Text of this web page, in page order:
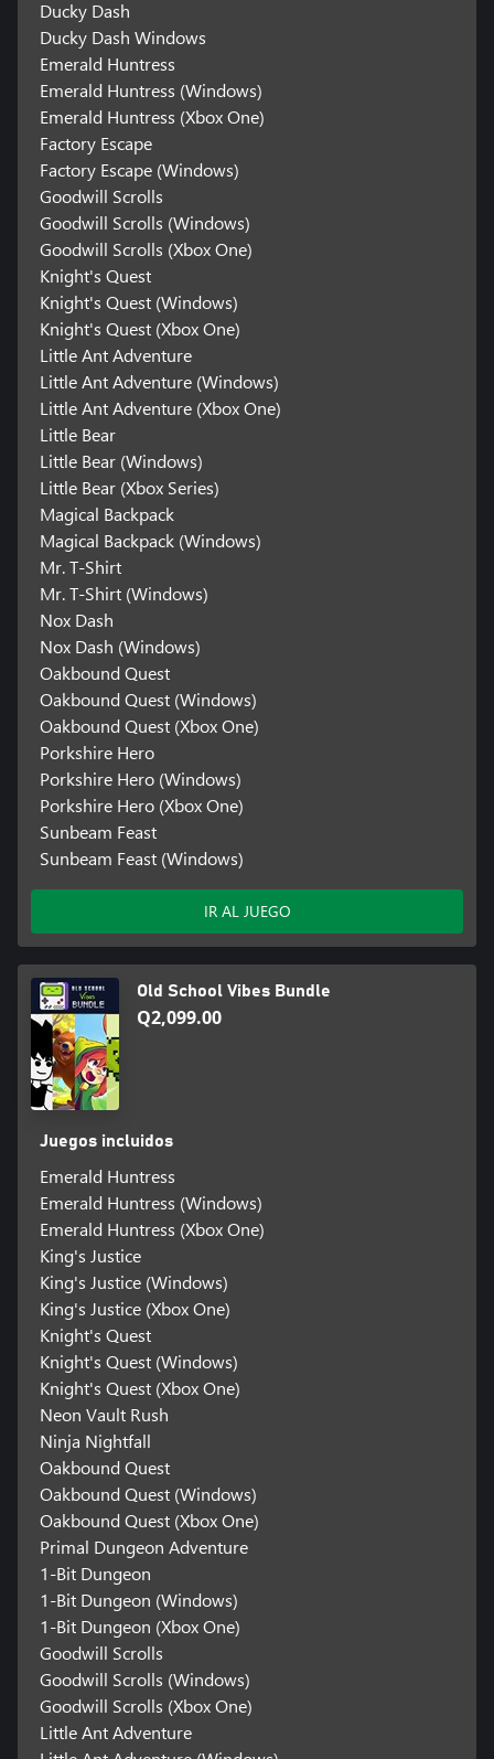
Ducky Dash
Ducky Dash Windows
Emerald Huntress
Emerald Huntress (Windows)
Emerald Huntress (Xbox One)
Factory Escape
Factory Escape (Windows)
Goodwill Scrolls
Goodwill Scrolls (Windows)
Goodwill Scrolls (Xbox One)
Knight's Quest
Knight's Quest (Windows)
Knight's Quest (Xbox One)
Little Ant Adventure
Little Ant Adventure (Windows)
Little Ant Adventure (Xbox One)
Little Bear
Little Bear (Windows)
Little Bear (Xbox Series)
Magical Backpack
Magical Backpack (Windows)
Mr. T-Shirt
Mr. T-Shirt (Windows)
Nox Dash
Nox Dash (Windows)
Oakbound Quest
Oakbound Quest (Windows)
Oakbound Quest (Xbox One)
Porkshire Hero
Porkshire Hero (Windows)
Porkshire Hero (Xbox One)
Sunbeam Feast
Sunbeam Feast (Windows)
IR AL JUEGO
Old School Vibes Bundle
Q2,099.00
Juegos incluidos
Emerald Huntress
Emerald Huntress (Windows)
Emerald Huntress (Xbox One)
King's Justice
King's Justice (Windows)
King's Justice (Xbox One)
Knight's Quest
Knight's Quest (Windows)
Knight's Quest (Xbox One)
Neon Vault Rush
Ninja Nightfall
Oakbound Quest
Oakbound Quest (Windows)
Oakbound Quest (Xbox One)
Primal Dungeon Adventure
1-Bit Dungeon
1-Bit Dungeon (Windows)
1-Bit Dungeon (Xbox One)
Goodwill Scrolls
Goodwill Scrolls (Windows)
Goodwill Scrolls (Xbox One)
Little Ant Adventure